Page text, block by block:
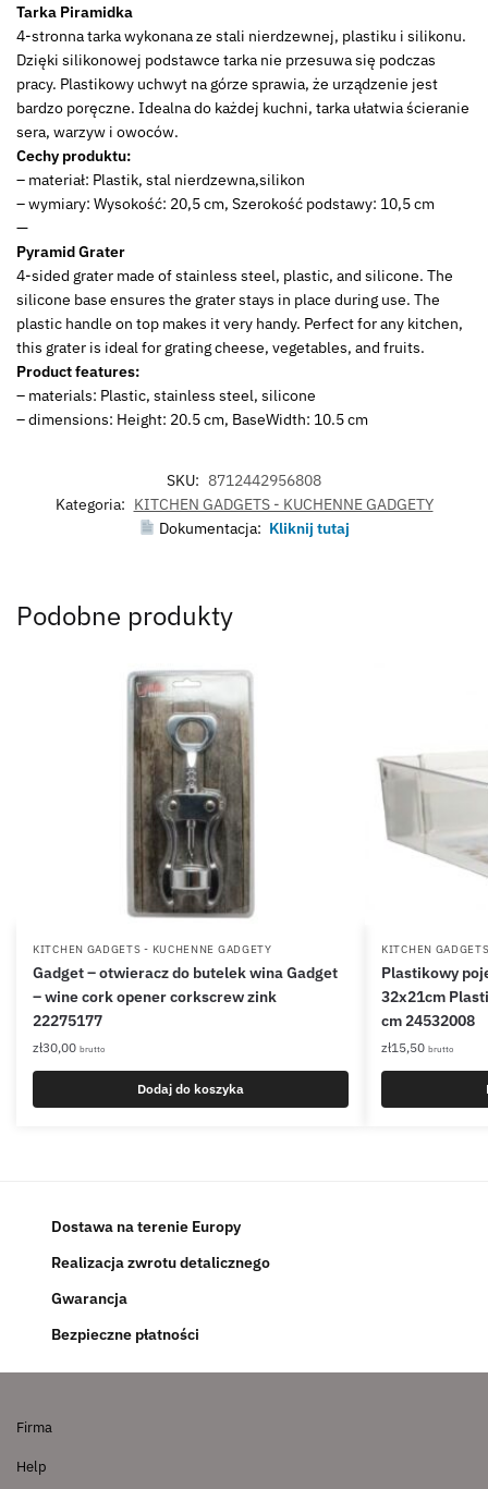
functions
22273576
22x10cm
piram
Tarka Piramidka
4-stronna tarka wykonana ze stali nierdzewnej, plastiku i silikonu.
Dzięki silikonowej podstawce tarka nie przesuwa się podczas
pracy. Plastikowy uchwyt na górze sprawia, że urządzenie jest
bardzo poręczne. Idealna do każdej kuchni, tarka ułatwia ścieranie
sera, warzyw i owoców.
Cechy produktu:
– materiał: Plastik, stal nierdzewna,silikon
– wymiary: Wysokość: 20,5 cm, Szerokość podstawy: 10,5 cm
—
Pyramid Grater
4-sided grater made of stainless steel, plastic, and silicone. The
silicone base ensures the grater stays in place during use. The
plastic handle on top makes it very handy. Perfect for any kitchen,
this grater is ideal for grating cheese, vegetables, and fruits.
Product features:
– materials: Plastic, stainless steel, silicone
– dimensions: Height: 20.5 cm, BaseWidth: 10.5 cm
SKU: 8712442956808
Kategoria: KITCHEN GADGETS - KUCHENNE GADGETY
Dokumentacja: Kliknij tutaj
Podobne produkty
KITCHEN GADGETS - KUCHENNE GADGETY
Gadget – otwieracz do butelek wina Gadget
– wine cork opener corkscrew zink
22275177
zł30,00 brutto
Dodaj do koszyka
KITCHEN
Plastikowy
32x21cm
cm 24532008
zł15,50 brutto
Dostawa na terenie Europy
Realizacja zwrotu detalicznego
Gwarancja
Bezpieczne płatności
Firma
Help